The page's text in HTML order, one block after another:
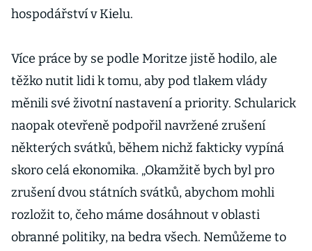
hospodářství v Kielu.
Více práce by se podle Moritze jistě hodilo, ale
těžko nutit lidi k tomu, aby pod tlakem vlády
měnili své životní nastavení a priority. Schularick
naopak otevřeně podpořil navržené zrušení
některých svátků, během nichž fakticky vypíná
skoro celá ekonomika. „Okamžitě bych byl pro
zrušení dvou státních svátků, abychom mohli
rozložit to, čeho máme dosáhnout v oblasti
obranné politiky, na bedra všech. Nemůžeme to